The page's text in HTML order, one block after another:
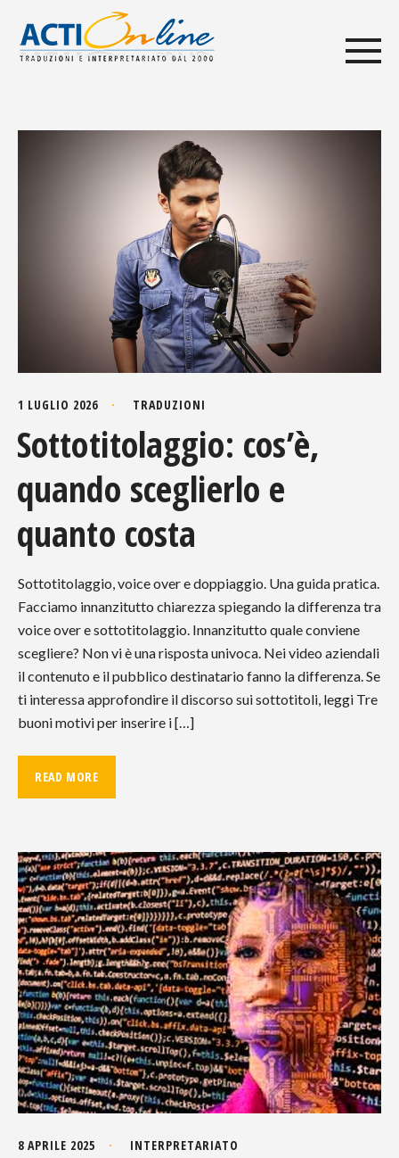
1 LUGLIO 2026 TRADUZIONI
Sottotitolaggio: cos’è,
quando sceglierlo e
quanto costa
Sottotitolaggio, voice over e doppiaggio. Una guida pratica.
Facciamo innanzitutto chiarezza spiegando la differenza tra
voice over e sottotitolaggio. Innanzitutto quale conviene
scegliere? Non vi è una risposta univoca. Nei video aziendali
il contenuto e il pubblico destinatario fanno la differenza. Se
ti interessa approfondire il discorso sui sottotitoli, leggi Tre
buoni motivi per inserire i […]
READ MORE
8 APRILE 2025 INTERPRETARIATO